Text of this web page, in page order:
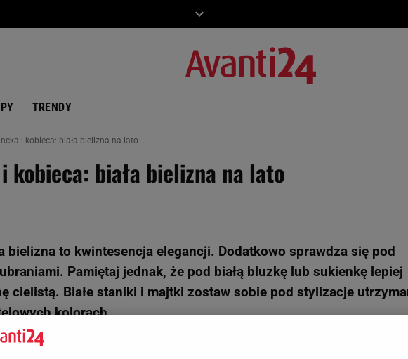
TRENDY
i kobieca: biała bielizna na lato
kobieca: biała bielizna na lato
bielizna to kwintesencja elegancji. Dodatkowo sprawdza się pod
Pamiętaj jednak, że pod białą bluzkę lub sukienkę lepiej
cielistą. Białe staniki i majtki zostaw sobie pod stylizacje
kolorach.